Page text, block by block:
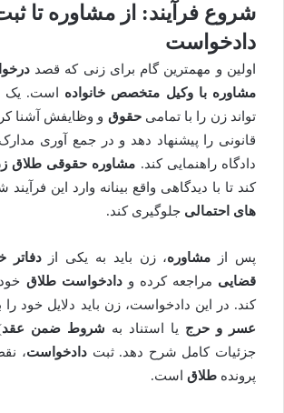
شروع فرآیند: از مشاوره تا
دادخواست
اولین و مهمترین گام برای زنی که قصد
مشاوره با وکیل متخصص خانواده است. یک
تواند زن را با تمامیحقوق و وظایفش آشنا
قانونی را پیشنهاد دهد و در جمع آوری مدارک
دادگاه راهنمایی کند. مشاوره حقوقی طلاق
کند تا با دیدگاهی واقع بینانه وارد این فرآیند
های احتمالی جلوگیری کند.
پس از مشاوره، زن باید به یکی ازدفاتر
قضایی مراجعه کرده ودادخواست طلاق
کند. در این دادخواست، زن باید دلایل خود را
عسر و حرج یا استناد به شروط ضمن عقد
جزئیات کامل شرح دهد. ثبتدادخواست،
پرونده طلاق است.